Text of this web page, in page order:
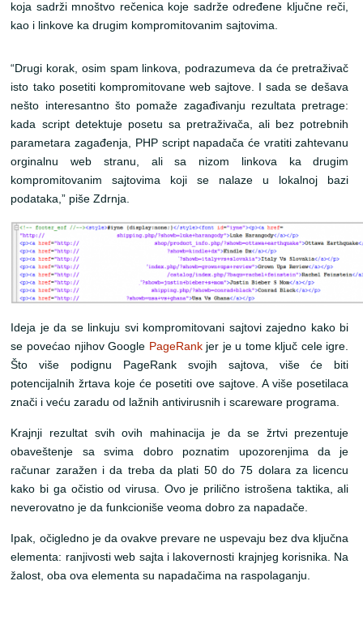
koja sadrži mnoštvo rečenica koje sadrže određene ključne reči,
kao i linkove ka drugim kompromitovanim sajtovima.
“Drugi korak, osim spam linkova, podrazumeva da će pretraživač
isto tako posetiti kompromitovane web sajtove. I sada se dešava
nešto interesantno što pomaže zagađivanju rezultata pretrage:
kada script detektuje posetu sa pretraživača, ali bez potrebnih
parametara zagađenja, PHP script napadača će vratiti zahtevanu
orginalnu web stranu, ali sa nizom linkova ka drugim
kompromitovanim sajtovima koji se nalaze u lokalnoj bazi
podataka,” piše Zdrnja.
Ideja je da se linkuju svi kompromitovani sajtovi zajedno kako bi
se povećao njihov Google PageRankjer je u tome ključ cele igre.
Što više podignu PageRank svojih sajtova, više će biti
potencijalnih žrtava koje će posetiti ove sajtove. A više posetilaca
znači i veću zaradu od lažnih antivirusnih i scareware programa.
Krajnji rezultat svih ovih mahinacija je da se žrtvi prezentuje
obaveštenje sa svima dobro poznatim upozorenjima da je
računar zaražen i da treba da plati 50 do 75 dolara za licencu
kako bi ga očistio od virusa. Ovo je prilično istrošena taktika, ali
neverovatno je da funkcioniše veoma dobro za napadače.
Ipak, očigledno je da ovakve prevare ne uspevaju bez dva ključna
elementa: ranjivosti web sajta i lakovernosti krajnjeg korisnika. Na
žalost, oba ova elementa su napadačima na raspolaganju.